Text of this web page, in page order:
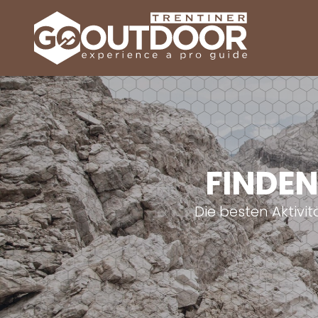
Die besten